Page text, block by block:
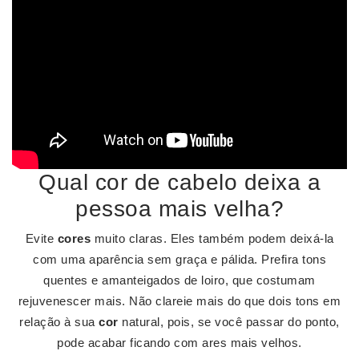
Qual cor de cabelo deixa a
pessoa mais velha?
Evite cores muito claras. Eles também podem deixá-la
com uma aparência sem graça e pálida. Prefira tons
quentes e amanteigados de loiro, que costumam
rejuvenescer mais. Não clareie mais do que dois tons em
relação à suacor natural, pois, se você passar do ponto,
pode acabar ficando com ares mais velhos.